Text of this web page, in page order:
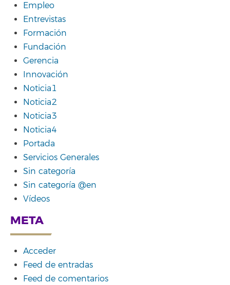
Empleo
Entrevistas
Formación
Fundación
Gerencia
Innovación
Noticia1
Noticia2
Noticia3
Noticia4
Portada
Servicios Generales
Sin categoría
Sin categoría @en
Vídeos
META
Acceder
Feed de entradas
Feed de comentarios